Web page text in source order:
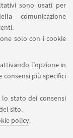
sono usati per
comunicazione
solo con i cookie
l'opzione in
consensi più specifici
stato dei consensi
sito.
policy.